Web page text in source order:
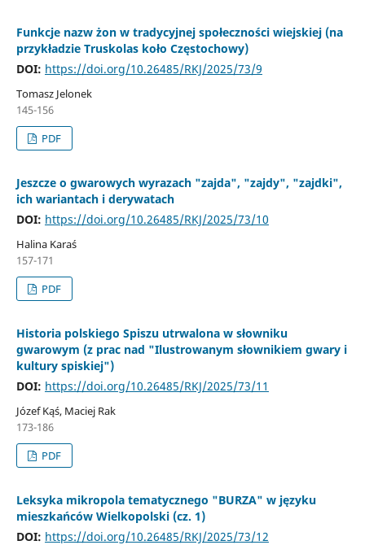
Funkcje nazw żon w tradycyjnej społeczności wiejskiej (na
przykładzie Truskolas koło Częstochowy)
DOI: https://doi.org/10.26485/RKJ/2025/73/9
Tomasz Jelonek
145-156
PDF
Jeszcze o gwarowych wyrazach "zajda", "zajdy", "zajdki",
ich wariantach i derywatach
DOI: https://doi.org/10.26485/RKJ/2025/73/10
Halina Karaś
157-171
PDF
Historia polskiego Spiszu utrwalona w słowniku
gwarowym (z prac nad "Ilustrowanym słownikiem gwary i
kultury spiskiej")
DOI: https://doi.org/10.26485/RKJ/2025/73/11
Józef Kąś, Maciej Rak
173-186
PDF
Leksyka mikropola tematycznego "BURZA" w języku
mieszkańców Wielkopolski (cz. 1)
DOI: https://doi.org/10.26485/RKJ/2025/73/12